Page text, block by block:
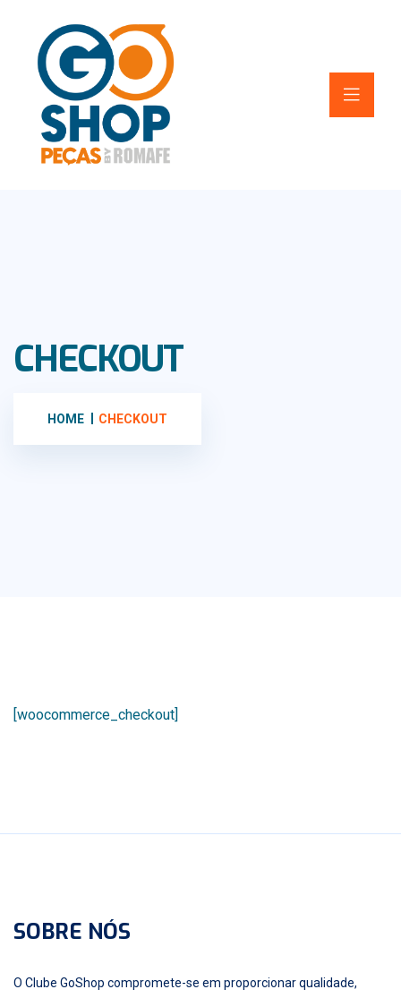
CHECKOUT
HOME CHECKOUT
[woocommerce_checkout]
SOBRE NÓS
O Clube GoShop compromete-se em proporcionar qualidade,